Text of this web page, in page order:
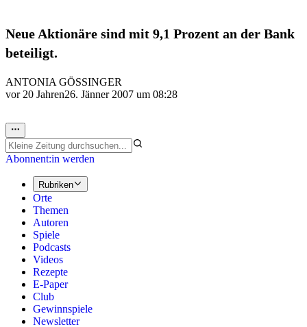
Neue Aktionäre sind mit 9,1 Prozent an der Bank
beteiligt.
ANTONIA GÖSSINGER
vor 20 Jahren26. Jänner 2007 um 08:28
Abonnent:in werden
Rubriken
Orte
Themen
Autoren
Spiele
Podcasts
Videos
Rezepte
E-Paper
Club
Gewinnspiele
Newsletter